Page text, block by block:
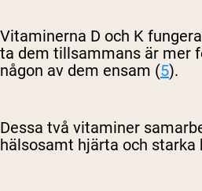
Vitaminerna D och K
ta dem tillsammans är mer
någon av dem ensam (5).
Dessa två vitaminer
hälsosamt hjärta och starka